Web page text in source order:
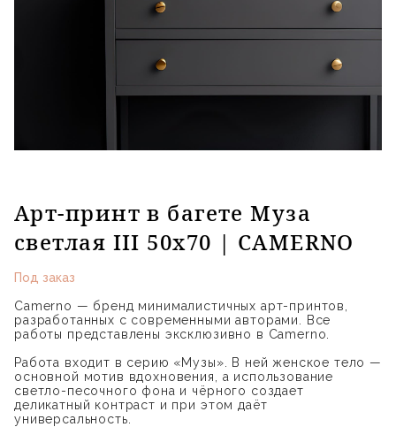
Арт-принт в багете Муза
светлая III 50х70 | CAMERNO
Под заказ
Camerno — бренд минималистичных арт-принтов,
разработанных с современными авторами. Все
работы представлены эксклюзивно в Camerno.
Работа входит в серию «Музы». В ней женское тело —
основной мотив вдохновения, а использование
светло-песочного фона и чёрного создает
деликатный контраст и при этом даёт
универсальность.